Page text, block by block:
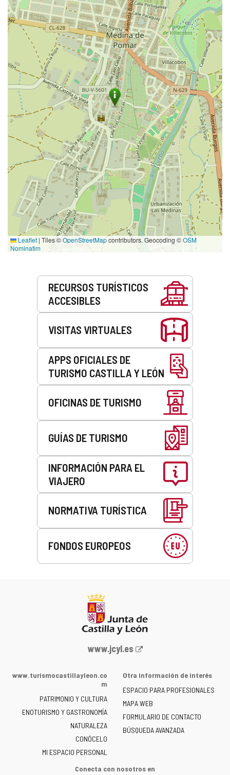
Leaflet | Tiles ©OpenStreetMapcontributors. Geocoding ©OSM
Nominatim
RECURSOS TURÍSTICOS
ACCESIBLES
VISITAS VIRTUALES
APPS OFICIALES DE
TURISMO CASTILLA Y LEÓN
OFICINAS DE TURISMO
GUÍAS DE TURISMO
INFORMACIÓN PARA EL
VIAJERO
NORMATIVA TURÍSTICA
FONDOS EUROPEOS
Portal
la
de
Castilla
y
León
-
www.jcyl.es
www.turismocastillayleon.co
m
PATRIMONIO Y CULTURA
ENOTURISMO Y GASTRONOMÍA
NATURALEZA
CONÓCELO
MI ESPACIO PERSONAL
Otra información de interés
ESPACIO PARA PROFESIONALES
MAPA WEB
FORMULARIO DE CONTACTO
BÚSQUEDA AVANZADA
Conecta con nosotros en